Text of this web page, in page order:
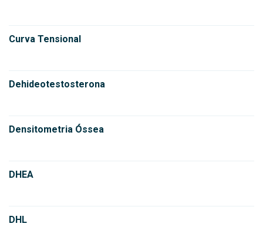
Curva Tensional
Dehideotestosterona
Densitometria Óssea
DHEA
DHL